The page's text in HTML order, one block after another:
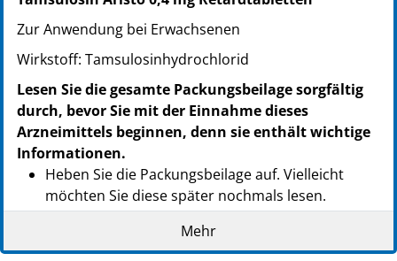
PZN: 09205583
PPN: 110920558382
PZN: 14410983
PPN: 111441098376
Zur Anwendung bei Erwachsenen
Wirkstoff: Tamsulosinhydrochlorid
Lesen Sie die gesamte Packungsbeilage sorgfältig
durch, bevor Sie mit der Einnahme dieses
Arzneimittels beginnen, denn sie enthält wichtige
Informationen.
Heben Sie die Packungsbeilage auf. Vielleicht
möchten Sie diese später nochmals lesen.
Wenn Sie weitere Fragen haben, wenden Sie sich
an Ihren Arzt oder Apotheker.
Mehr